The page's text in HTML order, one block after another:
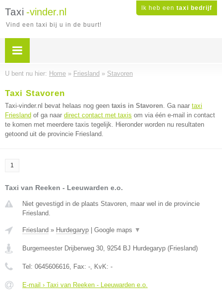
Ik heb een taxi bedrijf
Taxi -vinder.nl
Vind een taxi bij u in de buurt!
U bent nu hier: Home » Friesland » Stavoren
Taxi Stavoren
Taxi-vinder.nl bevat helaas nog geen taxis in Stavoren. Ga naar taxi
Friesland of ga naar direct contact met taxis om via één e-mail in contact
te komen met meerdere taxis tegelijk. Hieronder worden nu resultaten
getoond uit de provincie Friesland.
1
Taxi van Reeken - Leeuwarden e.o.
Niet gevestigd in de plaats Stavoren, maar wel in de provincie
Friesland.
Friesland » Hurdegaryp Google maps ▼
Burgemeester Drijberweg 30, 9254 BJ Hurdegaryp (Friesland)
Tel: 0645606616, Fax: -, KvK: -
E-mail › Taxi van Reeken - Leeuwarden e.o.